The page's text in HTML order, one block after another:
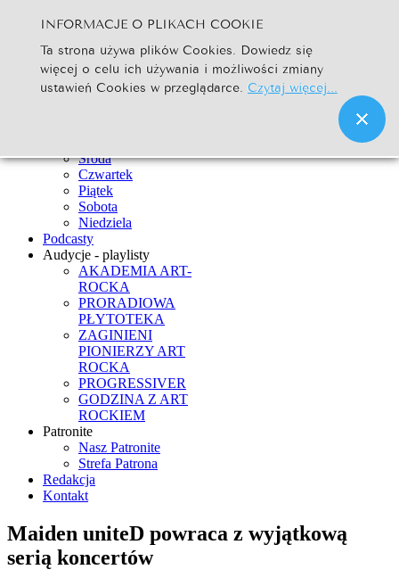
Szukaj... Go
Strona Główna
Newsy
Środa
Czwartek
Piątek
Sobota
Niedziela
Podcasty
Audycje - playlisty
AKADEMIA ART-
ROCKA
PRORADIOWA
PŁYTOTEKA
ZAGINIENI
PIONIERZY ART
ROCKA
PROGRESSIVER
GODZINA Z ART
ROCKIEM
Patronite
Nasz Patronite
Strefa Patrona
Redakcja
Kontakt
Maiden uniteD powraca z wyjątkową
serią koncertów
INFORMACJE O PLIKACH COOKIE
Ta strona używa plików Cookies. Dowiedz się
więcej o celu ich używania i możliwości zmiany
ustawień Cookies w przeglądarce. Czytaj więcej...